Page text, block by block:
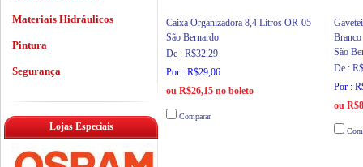
Caixa Organizadora 8,4 Litros OR-05
São Bernardo
De : R$32,29
Por : R$29,06
ou R$26,15 no boleto
Comparar
Branco
São
De :
Por :
ou
Materiais Hidráulicos
Pintura
Segurança
Lojas Especiais